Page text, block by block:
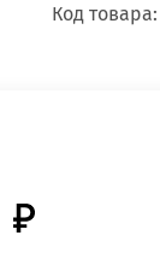
Код товара: